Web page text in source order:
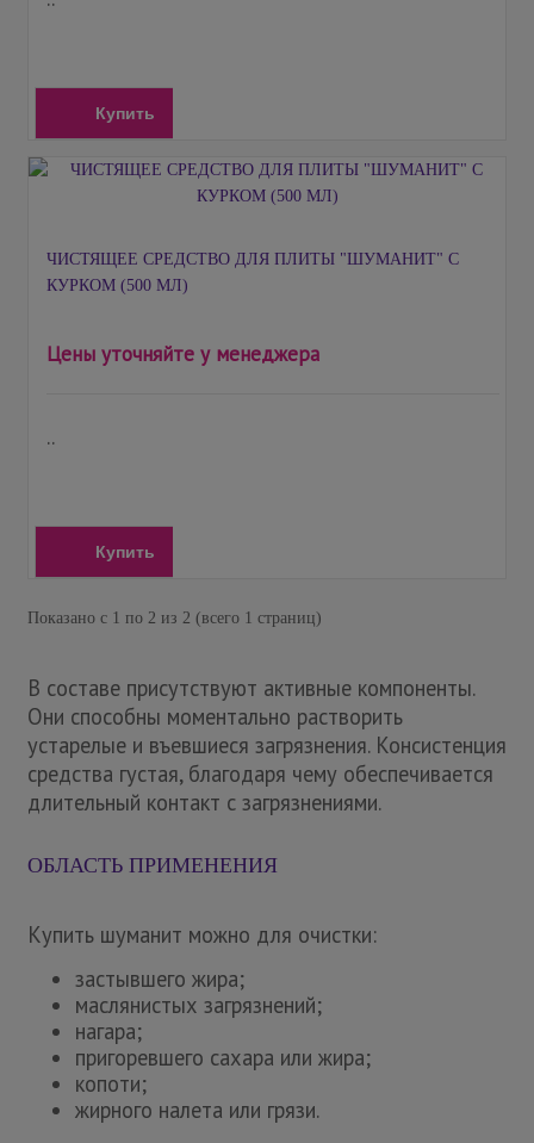
Купить
ЧИСТЯЩЕЕ СРЕДСТВО ДЛЯ ПЛИТЫ "ШУМАНИТ" С
КУРКОМ (500 МЛ)
Цены уточняйте у менеджера
..
Купить
Показано с 1 по 2 из 2 (всего 1 страниц)
В составе присутствуют активные компоненты.
Они способны моментально растворить
устарелые и въевшиеся загрязнения. Консистенция
средства густая, благодаря чему обеспечивается
длительный контакт с загрязнениями.
ОБЛАСТЬ ПРИМЕНЕНИЯ
Купить шуманит можно для очистки:
застывшего жира;
маслянистых загрязнений;
нагара;
пригоревшего сахара или жира;
копоти;
жирного налета или грязи.